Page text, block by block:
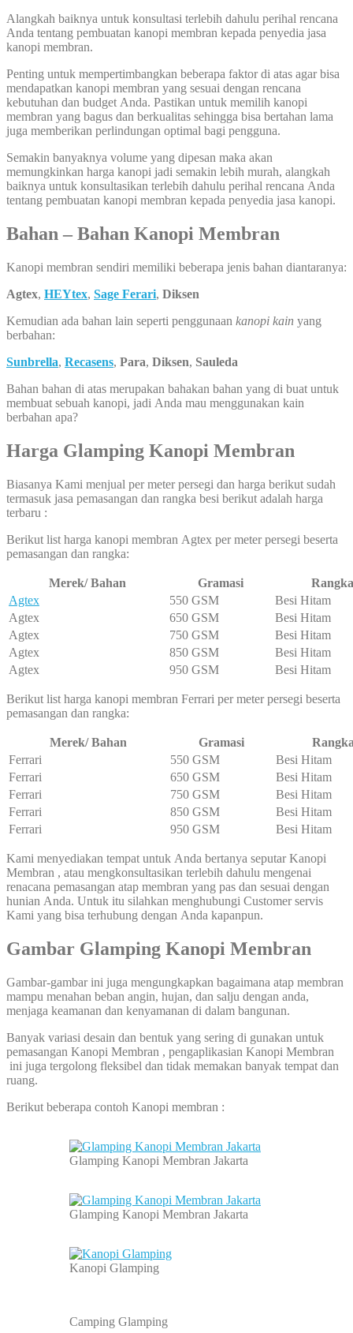
Alangkah baiknya untuk konsultasi terlebih dahulu perihal rencana
Anda tentang pembuatan kanopi membran kepada penyedia jasa
kanopi membran.
Penting untuk mempertimbangkan beberapa faktor di atas agar bisa
mendapatkan kanopi membran yang sesuai dengan rencana
kebutuhan dan budget Anda. Pastikan untuk memilih kanopi
membran yang bagus dan berkualitas sehingga bisa bertahan lama
juga memberikan perlindungan optimal bagi pengguna.
Semakin banyaknya volume yang dipesan maka akan
memungkinkan harga kanopi jadi semakin lebih murah, alangkah
baiknya untuk konsultasikan terlebih dahulu perihal rencana Anda
tentang pembuatan kanopi membran kepada penyedia jasa kanopi.
Bahan – Bahan Kanopi Membran
Kanopi membran sendiri memiliki beberapa jenis bahan diantaranya:
Agtex, HEYtex, Sage Ferari, Diksen
Kemudian ada bahan lain seperti penggunaan kanopi kain yang
berbahan:
Sunbrella, Recasens, Para, Diksen, Sauleda
Bahan bahan di atas merupakan bahakan bahan yang di buat untuk
membuat sebuah kanopi, jadi Anda mau menggunakan kain
berbahan apa?
Harga Glamping Kanopi Membran
Biasanya Kami menjual per meter persegi dan harga berikut sudah
termasuk jasa pemasangan dan rangka besi berikut adalah harga
terbaru :
Berikut list harga kanopi membran Agtex per meter persegi beserta
pemasangan dan rangka:
Merek/ Bahan Gramasi
Rangka
Agtex
550 GSM
Besi Hitam
Agtex
650 GSM
Besi Hitam
Agtex
750 GSM
Besi Hitam
Agtex
850 GSM
Besi Hitam
Agtex
950 GSM Besi Hitam
Berikut list harga kanopi membran Ferrari per meter persegi beserta
pemasangan dan rangka:
Merek/ Bahan Gramasi
Ferrari
550 GSM
Besi Hitam
Ferrari
650 GSM
Besi Hitam
Ferrari
750 GSM
Besi Hitam
Ferrari
850 GSM
Besi Hitam
Ferrari
950 GSM Besi Hitam
Kami menyediakan tempat untuk Anda bertanya seputar Kanopi
Membran , atau mengkonsultasikan terlebih dahulu mengenai
renacana pemasangan atap membran yang pas dan sesuai dengan
hunian Anda. Untuk itu silahkan menghubungi Customer servis
Kami yang bisa terhubung dengan Anda kapanpun.
Gambar Glamping Kanopi Membran
Gambar-gambar ini juga mengungkapkan bagaimana atap membran
mampu menahan beban angin, hujan, dan salju dengan anda,
menjaga keamanan dan kenyamanan di dalam bangunan.
Banyak variasi desain dan bentuk yang sering di gunakan untuk
pemasangan Kanopi Membran , pengaplikasian Kanopi Membran
ini juga tergolong fleksibel dan tidak memakan banyak tempat dan
ruang.
Berikut beberapa contoh Kanopi membran :
Glamping Kanopi Membran Jakarta
Glamping Kanopi Membran Jakarta
Kanopi Glamping
Camping Glamping